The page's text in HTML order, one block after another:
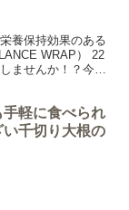
養保持効果のある
WRAP） 22
ませんか！？今日
軽に食べられ
千切り大根の